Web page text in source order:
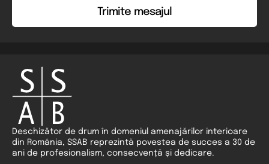
Deschizător de drum în domeniul amenajărilor interioare
din România, SSAB reprezintă povestea de succes a 30 de
ani de profesionalism, consecvență și dedicare.